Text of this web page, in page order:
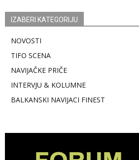
IZABERI KATEGORIJU
NOVOSTI
TIFO SCENA
NAVIJAČKE PRIČE
INTERVJU & KOLUMNE
BALKANSKI NAVIJACI FINEST